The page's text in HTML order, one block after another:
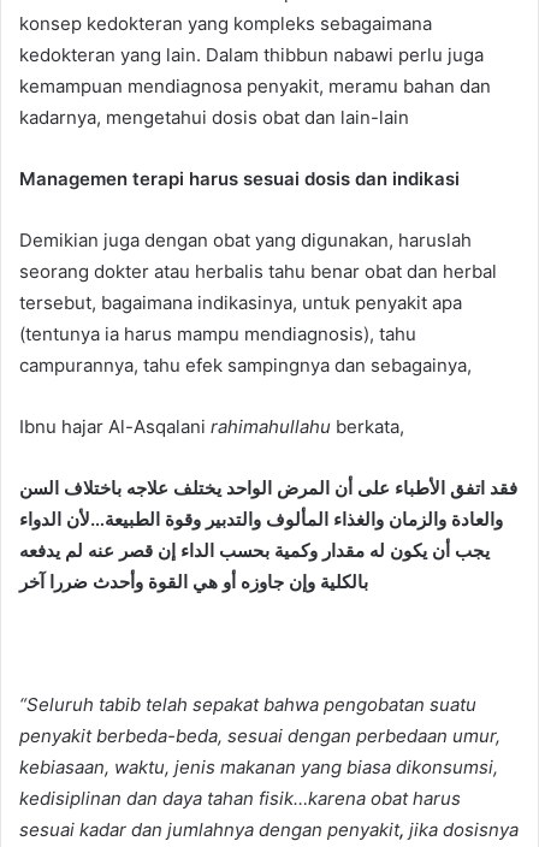
konsep kedokteran yang kompleks sebagaimana
kedokteran yang lain. Dalam thibbun nabawi perlu juga
kemampuan mendiagnosa penyakit, meramu bahan dan
kadarnya, mengetahui dosis obat dan lain-lain
Managemen terapi harus sesuai dosis dan indikasi
Demikian juga dengan obat yang digunakan, haruslah
seorang dokter atau herbalis tahu benar obat dan herbal
tersebut, bagaimana indikasinya, untuk penyakit apa
(tentunya ia harus mampu mendiagnosis), tahu
campurannya, tahu efek sampingnya dan sebagainya,
Ibnu hajar Al-Asqalani rahimahullahu berkata,
فقد اتفق الأطباء على أن المرض الواحد يختلف علاجه باختلاف السن
والعادة والزمان والغذاء المألوف والتدبير وقوة الطبيعة…لأن الدواء
يجب أن يكون له مقدار وكمية بحسب الداء إن قصر عنه لم يدفعه
بالكلية وإن جاوزه أو هي القوة وأحدث ضررا آخر
“Seluruh tabib telah sepakat bahwa pengobatan suatu
penyakit berbeda-beda, sesuai dengan perbedaan umur,
kebiasaan, waktu, jenis makanan yang biasa dikonsumsi,
kedisiplinan dan daya tahan fisik…karena obat harus
sesuai kadar dan jumlahnya dengan penyakit, jika dosisnya